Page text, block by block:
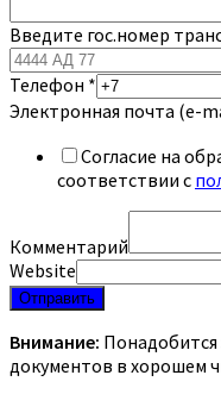
Введите гос.номер
Телефон *
Электронная почта (e-
Согласие на
соответствии с
Комментарий
Website
Отправить
Внимание: Понадобится
документов в хорошем